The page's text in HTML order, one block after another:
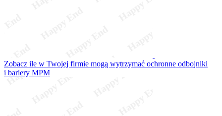
Zobacz ile w Twojej firmie mogą wytrzymać ochronne odbojniki
i bariery MPM